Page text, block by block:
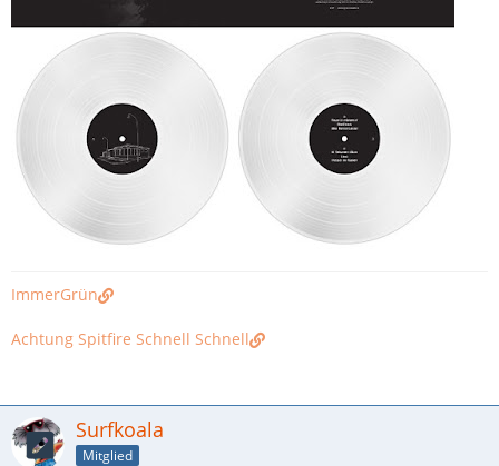
ImmerGrün
Achtung Spitfire Schnell Schnell
Surfkoala
Mitglied